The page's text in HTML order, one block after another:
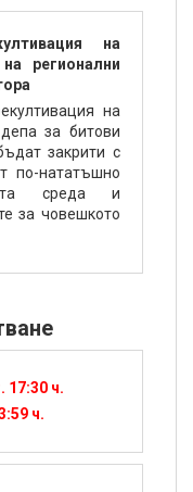
на
регионални
на
за битови
закрити с
по-нататъшно
среда и
за човешкото
17:30 ч.
ч.